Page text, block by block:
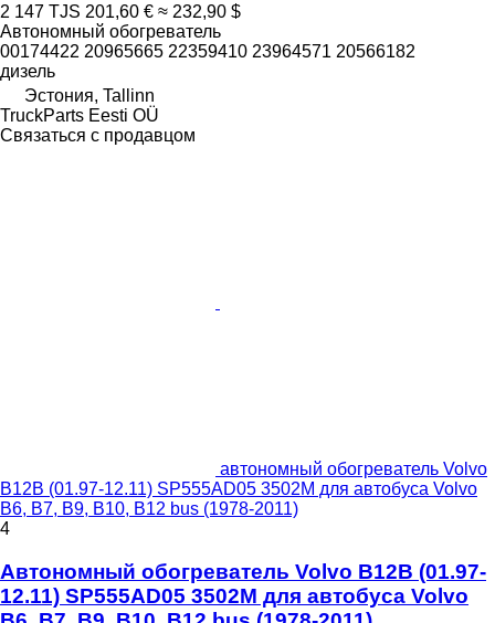
2 147 TJS 201,60 € ≈ 232,90 $
Автономный обогреватель
00174422 20965665 22359410 23964571 20566182
дизель
Эстония, Tallinn
TruckParts Eesti OÜ
Связаться с продавцом
автономный обогреватель Volvo
B12B (01.97-12.11) SP555AD05 3502M для автобуса Volvo
B6, B7, B9, B10, B12 bus (1978-2011)
4
Автономный обогреватель Volvo B12B (01.97-
12.11) SP555AD05 3502M для автобуса Volvo